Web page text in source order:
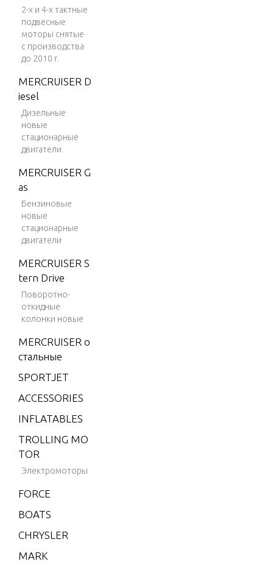
2-х и 4-х тактные
подвесные
моторы снятые
с производства
до 2010 г.
MERCRUISER D
iesel
Дизельные
новые
стационарные
двигатели
MERCRUISER G
as
Бензиновые
новые
стационарные
двигатели
MERCRUISER S
tern Drive
Поворотно-
откидные
колонки новые
MERCRUISER о
стальные
SPORTJET
ACCESSORIES
INFLATABLES
TROLLING MO
TOR
Электромоторы
FORCE
BOATS
CHRYSLER
MARK